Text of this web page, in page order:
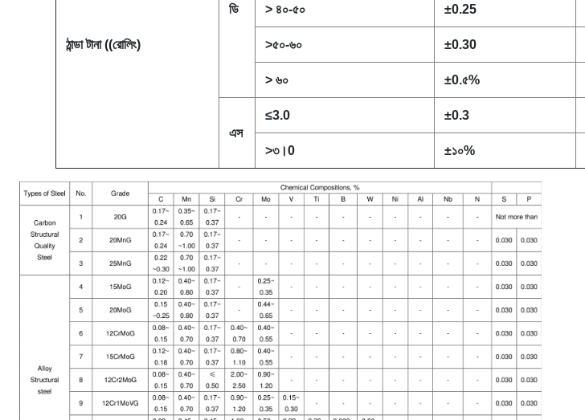
ঠান্ডা টানা ((রোলিং)
ডি > ৪০-৫০ ±0.25
>৫০-৬০ ±0.30
> ৬০ ±0.৫%
এস
≤3.0 ±0.3
>৩।0 ±১০%